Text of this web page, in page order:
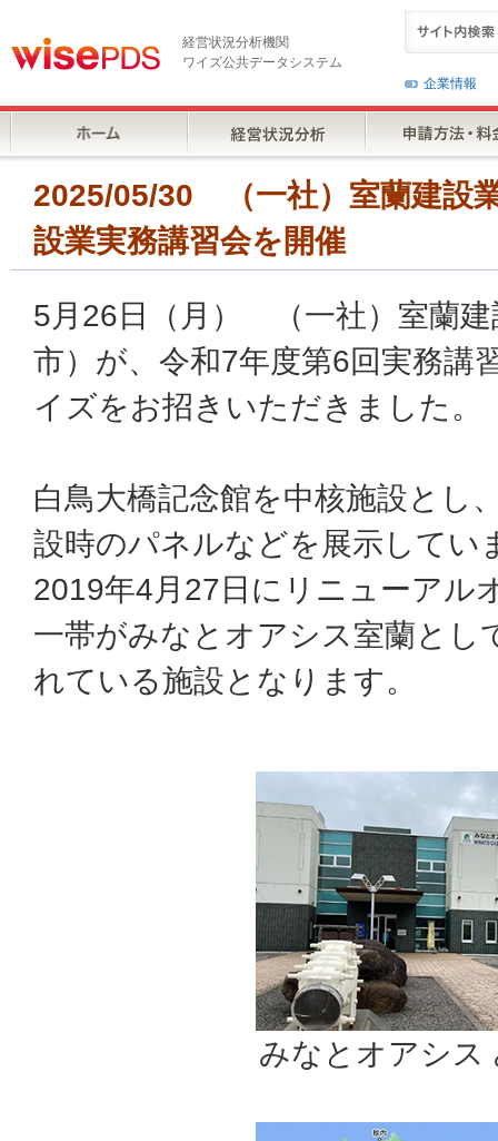
経営状況分析機関
ワイズ公共データシステム
企業情報
2025/05/30 （一社）室蘭建設
設業実務講習会を開催
5月26日（月） （一社）室蘭建
市）が、令和7年度第6回実務講
イズをお招きいただきました。
白鳥大橋記念館を中核施設とし
設時のパネルなどを展示してい
2019年4月27日にリニューアル
一帯がみなとオアシス室蘭とし
れている施設となります。
みなとオアシス